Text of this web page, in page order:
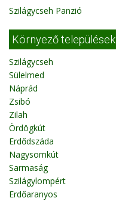
Szilágycseh Panzió
Környező települések
Szilágycseh
Sülelmed
Náprád
Zsibó
Zilah
Ördögkút
Erdődszáda
Nagysomkút
Sarmaság
Szilágylompért
Erdőaranyos